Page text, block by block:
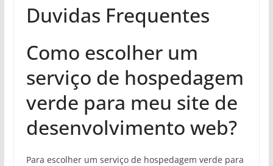
Duvidas Frequentes
Como escolher um
serviço de hospedagem
verde para meu site de
desenvolvimento web?
Para escolher um serviço de hospedagem verde para